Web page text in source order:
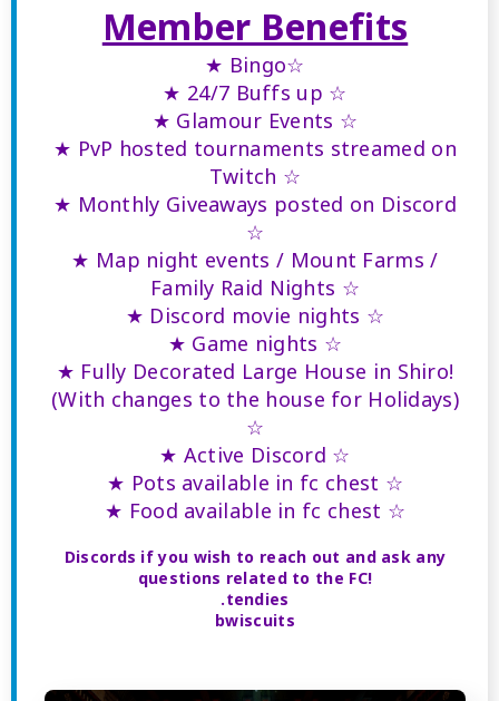
Member Benefits
★ Bingo☆
★ 24/7 Buffs up ☆
★ Glamour Events ☆
★ PvP hosted tournaments streamed on
Twitch ☆
★ Monthly Giveaways posted on Discord
☆
★ Map night events / Mount Farms /
Family Raid Nights ☆
★ Discord movie nights ☆
★ Game nights ☆
★ Fully Decorated Large House in Shiro!
(With changes to the house for Holidays)
☆
★ Active Discord ☆
★ Pots available in fc chest ☆
★ Food available in fc chest ☆
Discords if you wish to reach out and ask any
questions related to the FC!
.tendies
bwiscuits